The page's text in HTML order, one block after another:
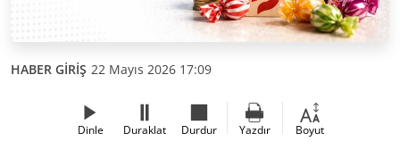
HABER GİRİŞ 22 Mayıs 2026 17:09
Dinle Duraklat Durdur Yazdır Boyut